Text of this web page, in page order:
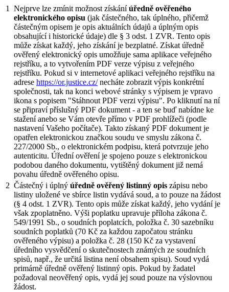
1 Nejprve lze zmínit možnost získáníúředně ověřeného
elektronického opisu (jak částečného, tak úplného, přičemž
částečným opisem je opis aktuálních údajů a úplným opis
obsahující i historické údaje) dle § 3 odst. 1 ZVR. Tento opis
může získat každý, jeho získání je bezplatné. Získat úředně
ověřený elektronický opis umožňuje sama aplikace veřejného
rejstříku, a to vytvořením PDF verze výpisu z veřejného
rejstříku. Pokud si v internetové aplikaci veřejného rejstříku na
adrese https://or.justice.cz/necháte zobrazit výpis konkrétní
společnosti, tak na konci webové stránky s výpisem je vpravo
ikona s popisem "Stáhnout PDF verzi výpisu". Po kliknutí na ní
se připraví příslušný PDF dokument - a ten se buď nabídne ke
stažení anebo se Vám otevře přímo v PDF prohlížeči (podle
nastavení Vašeho počítače). Takto získaný PDF dokument je
opatřen elektronickou značkou soudu ve smyslu zákona č.
227/2000 Sb., o elektronickém podpisu, která potvrzuje jeho
autenticitu. Úřední ověření je spojeno pouze s elektronickou
podobou daného dokumentu, vytištěný dokument již nemá
povahu úředně ověřeného opisu.
2 Částečný i úplný úředně ověřený listinný opis zápisu nebo
listiny uložené ve sbírce listin vydává soud, a to pouze na žádost
(§ 4 odst. 1 ZVR). Tento opis může získat každý, jeho vydání je
však zpoplatněno. Výši poplatku upravuje příloha zákona č.
549/1991 Sb., o soudních poplatcích, položka č. 30 sazebníku
soudních poplatků (70 Kč za každou započatou stránku
ověřeného výpisu) a položka č. 28 (150 Kč za vystavení
úředního vysvědčení o skutečnostech známých ze soudních
spisů, např., že určitá listina není obsahem spisu). Soud vydá
primárně úředně ověřený listinný opis. Pokud by žadatel
požadoval neověřený opis, vydá jej soud pouze na výslovnou
žádost.